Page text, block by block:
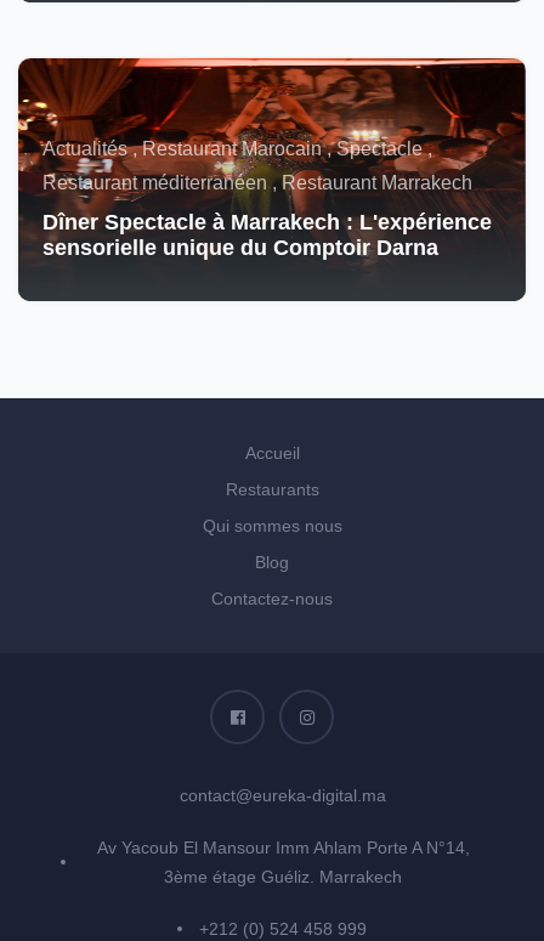
Actualités , Restaurant Marocain , Spectacle ,
Restaurant méditerranéen , Restaurant Marrakech
Dîner Spectacle à Marrakech : L'expérience
sensorielle unique du Comptoir Darna
Accueil
Restaurants
Qui sommes nous
Blog
Contactez-nous
contact@eureka-digital.ma
Av Yacoub El Mansour Imm Ahlam Porte A N°14,
3ème étage Guéliz. Marrakech
+212 (0) 524 458 999